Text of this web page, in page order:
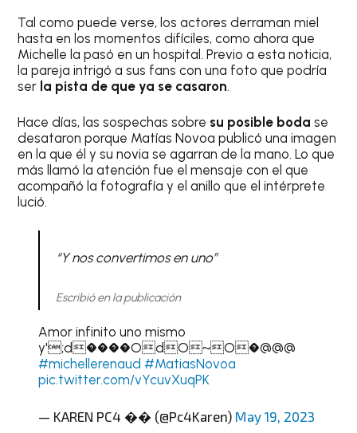
Tal como puede verse, los actores derraman miel
hasta en los momentos difíciles, como ahora que
Michelle la pasó en un hospital. Previo a esta noticia,
la pareja intrigó a sus fans con una foto que podría
ser la pista de que ya se casaron.
Hace días, las sospechas sobre su posible boda se
desataron porque Matías Novoa publicó una imagen
en la que él y su novia se agarran de la mano. Lo que
más llamó la atención fue el mensaje con el que
acompañó la fotografía y el anillo que el intérprete
lució.
“Y nos convertimos en uno”
Escribió en la publicación
Amor infinito uno mismo
y';d����OdO~O�@@@
#michellerenaud #MatiasNovoa
pic.twitter.com/vYcuvXuqPK
— KAREN PC4 �� (@Pc4Karen) May 19, 2023